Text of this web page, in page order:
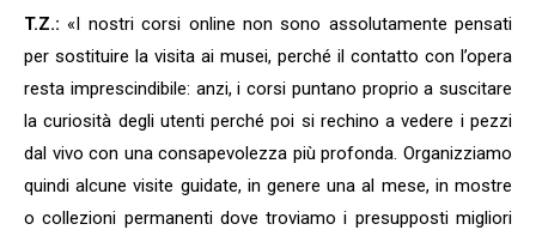
T.Z.: «I nostri corsi online non sono assolutamente pensati
per sostituire la visita ai musei, perché il contatto con l’opera
resta imprescindibile: anzi, i corsi puntano proprio a suscitare
la curiosità degli utenti perché poi si rechino a vedere i pezzi
dal vivo con una consapevolezza più profonda. Organizziamo
quindi alcune visite guidate, in genere una al mese, in mostre
o collezioni permanenti dove troviamo i presupposti migliori